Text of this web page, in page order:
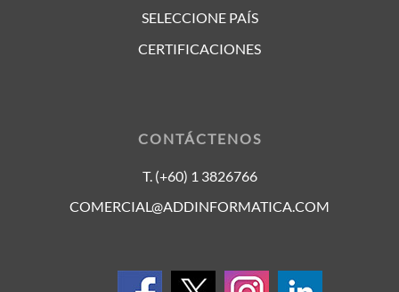
SELECCIONE PAÍS
CERTIFICACIONES
CONTÁCTENOS
T. (+60) 1 3826766
COMERCIAL@ADDINFORMATICA.COM